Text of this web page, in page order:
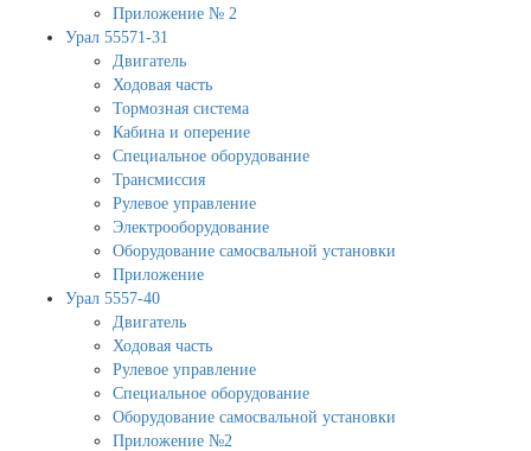
Приложение № 2
Урал 55571-31
Двигатель
Ходовая часть
Тормозная система
Кабина и оперение
Специальное оборудование
Трансмиссия
Рулевое управление
Электрооборудование
Оборудование самосвальной установки
Приложение
Урал 5557-40
Двигатель
Ходовая часть
Рулевое управление
Специальное оборудование
Оборудование самосвальной установки
Приложение №2